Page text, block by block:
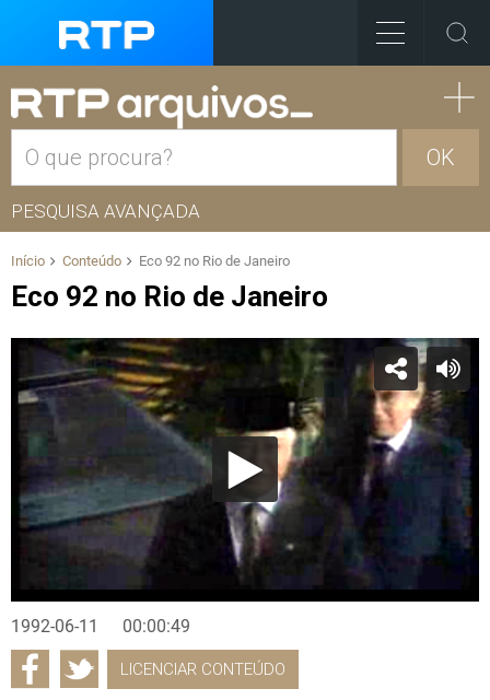
OK
PESQUISA AVANÇADA
Início Conteúdo Eco 92 no Rio de Janeiro
Eco 92 no Rio de Janeiro
1992-06-11 00:00:49
LICENCIAR CONTEÚDO